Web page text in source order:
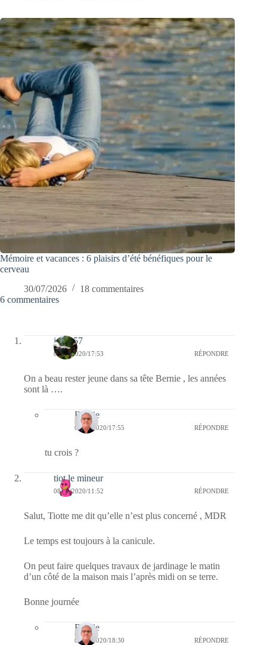
Mémoire et vacances : 6 plaisirs d’été bénéfiques pour le
cerveau
30/07/2026
18 commentaires
6 commentaires
jazzy57
09/08/2020/17:53 RÉPONDRE
On a beau rester jeune dans sa tête Bernie , les années
sont là ….
Bernie
09/08/2020/17:55 RÉPONDRE
tu crois ?
tiot le mineur
08/08/2020/11:52 RÉPONDRE
Salut, Tiotte me dit qu’elle n’est plus concerné , MDR
Le temps est toujours à la canicule.
On peut faire quelques travaux de jardinage le matin
d’un côté de la maison mais l’après midi on se terre.
Bonne journée
Bernie
08/08/2020/18:30 RÉPONDRE